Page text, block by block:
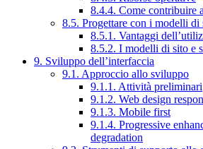
8.4.4. Come contribuire
8.5. Progettare con i modelli di
8.5.1. Vantaggi
8.5.2. I modelli di sito e
9. Sviluppo dell’interfaccia
9.1. Approccio allo sviluppo
9.1.1. Attività preliminari
9.1.2. Web design
9.1.3. Mobile first
9.1.4. Progressive
degradation